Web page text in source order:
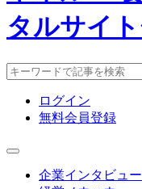
ログイン
無料会員登録
企業インタビュー